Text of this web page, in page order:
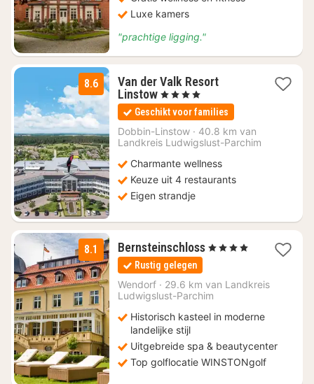
Luxe kamers
"prachtige ligging."
8.6
Van der Valk Resort
Linstow1
nacht
vanaf
€
100,49
, 4 Sterren
Geschikt voor families
Dobbin-Linstow · 40.8 km van
Landkreis Ludwigslust-Parchim
Charmante wellness
Keuze uit 4 restaurants
Eigen strandje
8.1 Bernsteinschloss1
€
119
, 4 Sterren
Rustig gelegen
Wendorf · 29.6 km van Landkreis
Ludwigslust-Parchim
Historisch kasteel in moderne
landelijke stijl
Uitgebreide spa & beautycenter
Top golflocatie WINSTONgolf